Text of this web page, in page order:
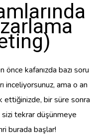
kafanızda bazı soru
inceliyorsunuz, ama o an
ettiğinizde, bir süre sonra
tekrar düşünmeye
burada başlar!